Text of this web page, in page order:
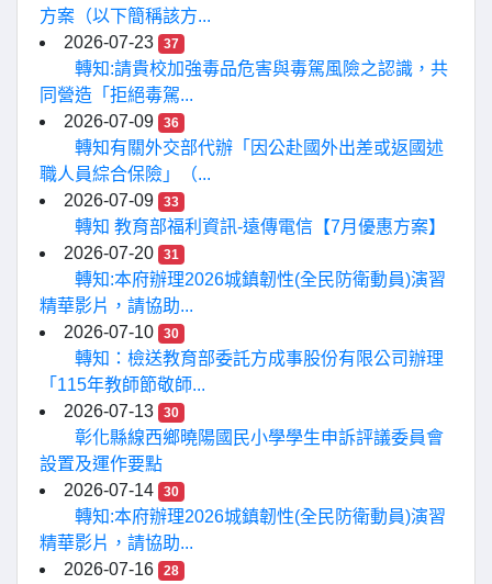
方案（以下簡稱該方...
2026-07-23
37
轉知:請貴校加強毒品危害與毒駕風險之認識，共
同營造「拒絕毒駕...
2026-07-09
36
轉知有關外交部代辦「因公赴國外出差或返國述
職人員綜合保險」（...
2026-07-09
33
轉知 教育部福利資訊-遠傳電信【7月優惠方案】
2026-07-20
31
轉知:本府辦理2026城鎮韌性(全民防衛動員)演習
精華影片，請協助...
2026-07-10
30
轉知：檢送教育部委託方成事股份有限公司辦理
「115年教師節敬師...
2026-07-13
30
彰化縣線西鄉曉陽國民小學學生申訴評議委員會
設置及運作要點
2026-07-14
30
轉知:本府辦理2026城鎮韌性(全民防衛動員)演習
精華影片，請協助...
2026-07-16
28